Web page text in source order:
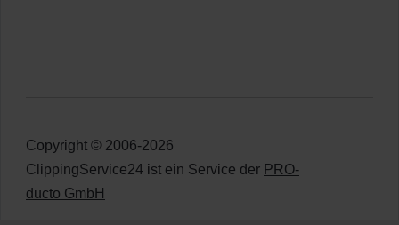
Copyright © 2006-2026
ClippingService24 ist ein Service der PRO-
ducto GmbH